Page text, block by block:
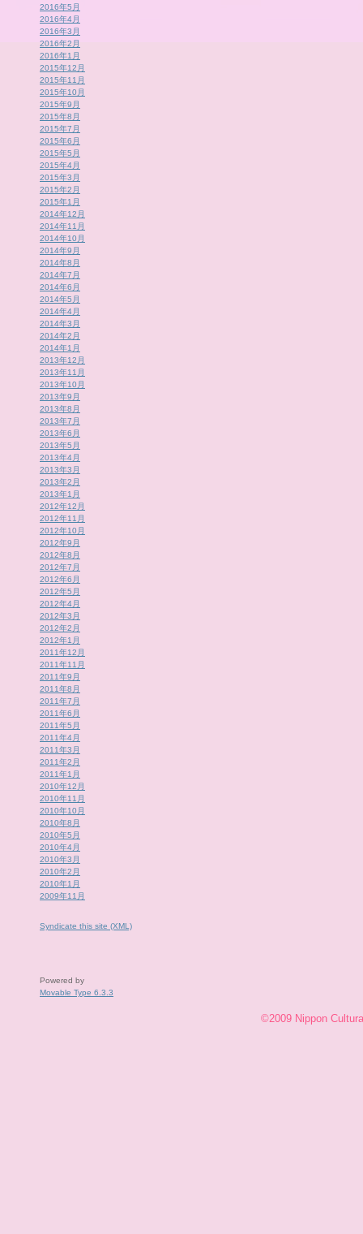
2016年5月
2016年4月
2016年3月
2016年2月
2016年1月
2015年12月
2015年11月
2015年10月
2015年9月
2015年8月
2015年7月
2015年6月
2015年5月
2015年4月
2015年3月
2015年2月
2015年1月
2014年12月
2014年11月
2014年10月
2014年9月
2014年8月
2014年7月
2014年6月
2014年5月
2014年4月
2014年3月
2014年2月
2014年1月
2013年12月
2013年11月
2013年10月
2013年9月
2013年8月
2013年7月
2013年6月
2013年5月
2013年4月
2013年3月
2013年2月
2013年1月
2012年12月
2012年11月
2012年10月
2012年9月
2012年8月
2012年7月
2012年6月
2012年5月
2012年4月
2012年3月
2012年2月
2012年1月
2011年12月
2011年11月
2011年9月
2011年8月
2011年7月
2011年6月
2011年5月
2011年4月
2011年3月
2011年2月
2011年1月
2010年12月
2010年11月
2010年10月
2010年8月
2010年5月
2010年4月
2010年3月
2010年2月
2010年1月
2009年11月
Syndicate this site (XML)
Powered by
Movable Type 6.3.3
©2009 Nippon